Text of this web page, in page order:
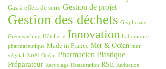
Gaz à effets de serre Gestion de projet
Gestion des déchets Glyphosate
Greenwashing Hôtellerie Innovation Laboratoire
pharmaceutique Made in France Mer & Océan mur
végétal Noël Océan Pharmacien Plastique
Préparateur Recyclage Restauration RSE Réduction